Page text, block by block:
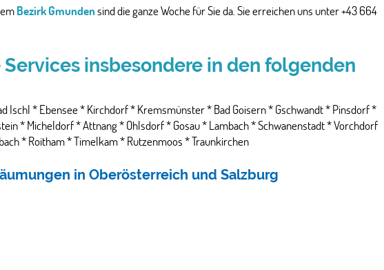
Bezirk Gmundensind die ganze Woche für Sie da. Sie erreichen uns unter +43 664
insbesondere in den folgenden
Ischl * Ebensee * Kirchdorf * Kremsmünster * Bad Goisern * Gschwandt * Pinsdorf *
* Micheldorf * Attnang * Ohlsdorf * Gosau * Lambach * Schwanenstadt * Vorchdorf
* Roitham * Timelkam * Rutzenmoos * Traunkirchen
in Oberösterreich und Salzburg